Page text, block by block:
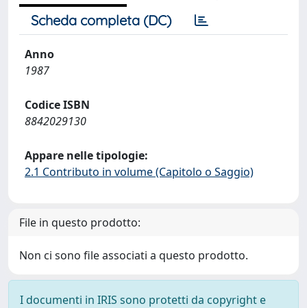
Scheda completa (DC)
Anno
1987
Codice ISBN
8842029130
Appare nelle tipologie:
2.1 Contributo in volume (Capitolo o Saggio)
File in questo prodotto:
Non ci sono file associati a questo prodotto.
I documenti in IRIS sono protetti da copyright e